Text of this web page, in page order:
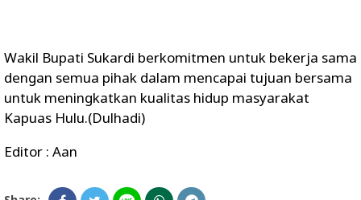
Wakil Bupati Sukardi berkomitmen untuk bekerja sama
dengan semua pihak dalam mencapai tujuan bersama
untuk meningkatkan kualitas hidup masyarakat
Kapuas Hulu.(Dulhadi)
Editor : Aan